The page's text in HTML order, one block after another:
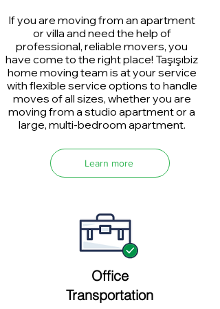
If you are moving from an apartment
or villa and need the help of
professional, reliable movers, you
have come to the right place! Taşışıbiz
home moving team is at your service
with flexible service options to handle
moves of all sizes, whether you are
moving from a studio apartment or a
large, multi-bedroom apartment.
Learn more
Office
Transportation